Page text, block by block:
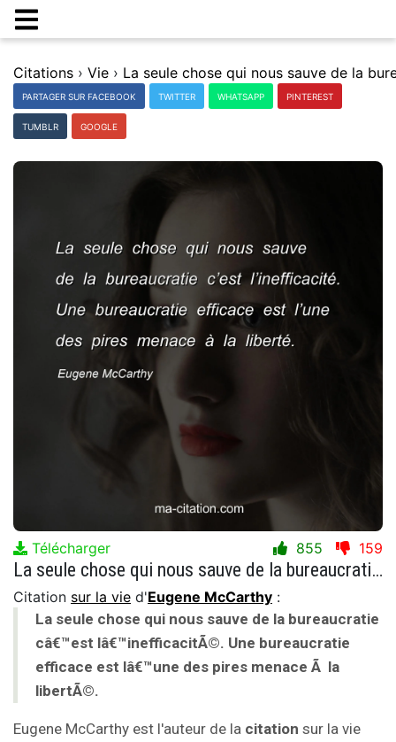
Citations › Vie ›
PARTAGER SUR FACEBOOK TWITTER WHATSAPP PINTEREST
TUMBLR GOOGLE
Télécharger 855 159
La seule chose qui nous sauve de la bureaucratie câ€™est lâ€™inefficacitÃ©. Une bureaucratie efficace est lâ€™une des pires menace Ã la libertÃ©.
Citation sur la vie d'Eugene McCarthy :
La seule chose qui nous sauve de la bureaucratie
câ€™est lâ€™inefficacitÃ©. Une bureaucratie
efficace est lâ€™une des pires menace Ã la
libertÃ©.
Eugene McCarthy est l'auteur de la citation sur la vie